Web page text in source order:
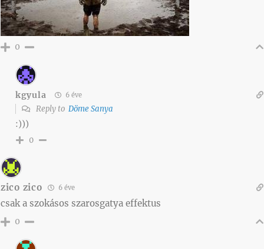
0
kgyula 6 éve
Reply to Döme Sanya
:)))
0
zico zico 6 éve
csak a szokásos szarosgatya effektus
0